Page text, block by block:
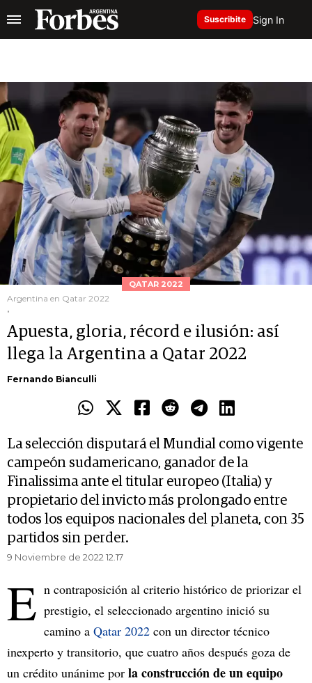
Suscribite Sign In
QATAR 2022
Argentina en Qatar 2022
.
Apuesta, gloria, récord e ilusión: así
llega la Argentina a Qatar 2022
Fernando Bianculli
La selección disputará el Mundial como vigente
campeón sudamericano, ganador de la
Finalissima ante el titular europeo (Italia) y
propietario del invicto más prolongado entre
todos los equipos nacionales del planeta, con 35
partidos sin perder.
9 Noviembre de 2022 12.17
E n contraposición al criterio histórico de priorizar el
prestigio, el seleccionado argentino inició su
camino a Qatar 2022 con un director técnico
inexperto y transitorio, que cuatro años después goza de
un crédito unánime por la construcción de un equipo